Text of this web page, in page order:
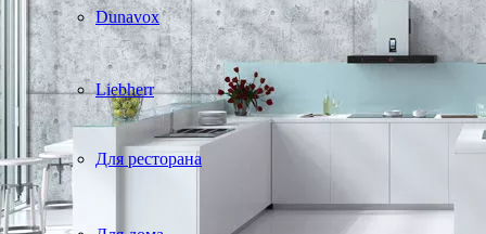
Dunavox
Liebherr
Для ресторана